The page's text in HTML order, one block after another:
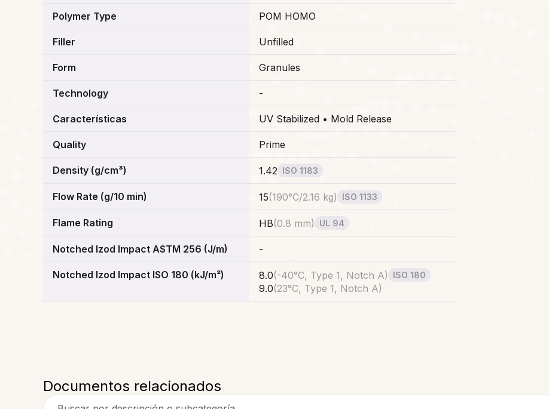
Polymer Type POM HOMO
Filler Unfilled
Form Granules
Technology -
Características UV Stabilized • Mold Release
Quality Prime
Density (g/cm³) 1.42 ISO 1183
Flow Rate (g/10 min) 15(190°C/2.16 kg) ISO 1133
Flame Rating HB(0.8 mm) UL 94
Notched Izod Impact ASTM 256 (J/m) -
Notched Izod Impact ISO 180 (kJ/m²) 8.0(-40°C, Type 1, Notch A) ISO 180
9.0(23°C, Type 1, Notch A)
Documentos relacionados